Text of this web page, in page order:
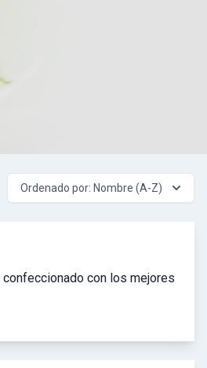
Ordenado por: Nombre (A-Z)
con los mejores